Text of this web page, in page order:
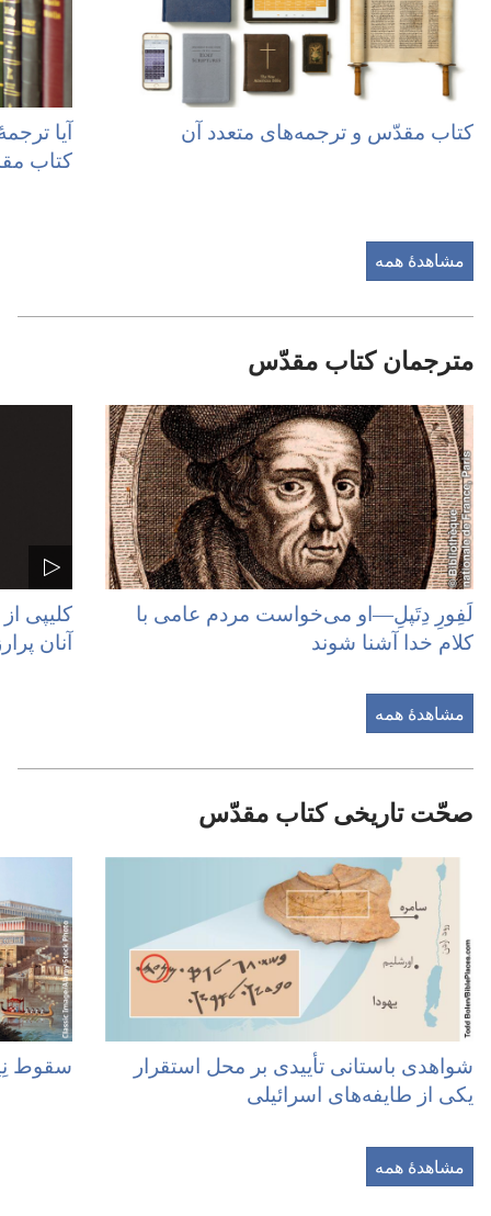
کتاب مقدّس و ترجمه‌های متعدد آن
آیا
کتاب
مشاهدهٔ همه
مترجمان کتاب مقدّس
لَفِورِ دِتَپلِ—‏او می‌خواست مردم عامی با
کلام خدا آشنا شوند
کلیپی
آنان
مشاهدهٔ همه
صحّت تاریخی کتاب مقدّس
شواهدی باستانی تأییدی بر محل استقرار
یکی از طایفه‌های اسرائیلی
سقوط
مشاهدهٔ همه